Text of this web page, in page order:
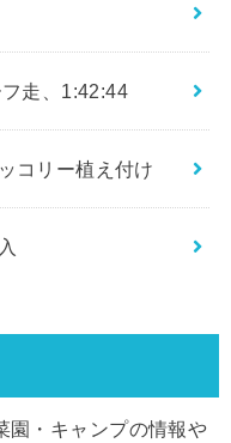
走、1:42:44
コリー植え付け
園・キャンプの情報や